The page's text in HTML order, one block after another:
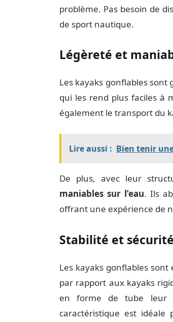
problème. Pas besoin de
de sport nautique.
Légèreté et
Les kayaks gonflables sont
qui les rend plus faciles à
également le transport du
Lire aussi : Bien tenir
De plus, avec leur
maniables sur l’eau. Ils
offrant une expérience de
Stabilité et sécurité
Les kayaks gonflables
par rapport aux kayaks
en forme de tube leur
caractéristique est